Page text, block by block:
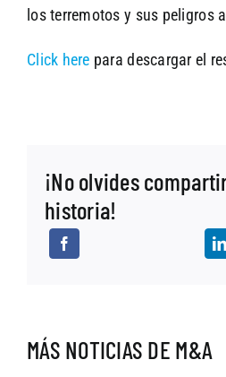
los terremotos y sus peligros
Click here para descargar el
¡No olvides
historia!
MÁS NOTICIAS DE M&A